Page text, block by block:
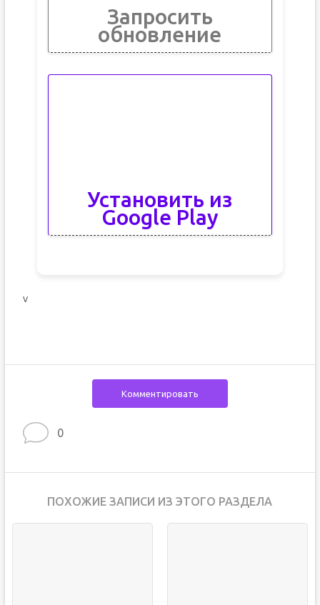
Запросить
обновление
Установить из
Google Play
v
Комментировать
0
ПОХОЖИЕ ЗАПИСИ ИЗ ЭТОГО РАЗДЕЛА